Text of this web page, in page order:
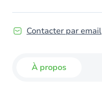
Contacter par email
À propos